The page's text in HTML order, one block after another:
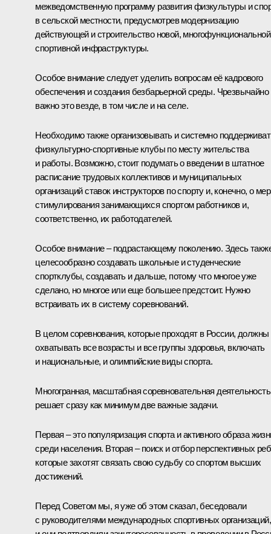
межведомственную программу развития физкультуры и
в сельской местности, предусмотрев модернизацию
действующей и строительство новой, многофункциональной
спортивной инфраструктуры.
Особое внимание следует уделить вопросам её кадрового
обеспечения и создания безбарьерной среды. Чрезвычайно
важно это везде, в том числе и на селе.
Необходимо также организовывать и системно
физкультурно-спортивные клубы по месту жительства
и работы. Возможно, стоит подумать о введении в штатное
расписание трудовых коллективов и муниципальных
организаций ставок инструкторов по спорту и, конечно, о
стимулирования занимающихся спортом работников и,
соответственно, их работодателей.
Особое внимание – подрастающему поколению. Здесь
целесообразно создавать школьные и студенческие
спортклубы, создавать и дальше, потому что многое уже
сделано, но многое или еще большее предстоит. Нужно
встраивать их в систему соревнований.
В целом соревнования, которые проходят в России, должны
охватывать все возрасты и все группы здоровья, включать
и национальные, и олимпийские виды спорта.
Многогранная, масштабная соревновательная деятельность
решает сразу как минимум две важные задачи.
Первая – это популяризация спорта и активного образа
среди населения. Вторая – поиск и отбор перспективных
которые захотят связать свою судьбу со спортом высших
достижений.
Перед Советом мы, я уже об этом сказал, беседовали
с руководителями международных спортивных организаций,